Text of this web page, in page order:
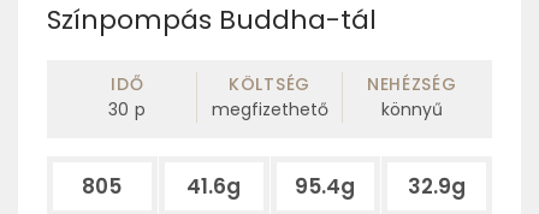
Színpompás Buddha-tál
IDŐ
30 p
KÖLTSÉG
megfizethető
NEHÉZSÉG
könnyű
805 41.6g 95.4g 32.9g